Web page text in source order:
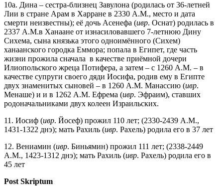
10а. Дина – сестра-близнец Завулона (родилась от 36-летней
Лии в стране Арам в Харране в 2330 A.M., место и дата
смерти неизвестны); её дочь Асенефа (ивр. Оснат) родилась в
2337 A.M.в Ханаане от изнасиловавшего 7-летнюю Дину
Сихема, сына князька этого одноимённого (Сихем)
ханаанского городка Еммора; попала в Египет, где часть
жизни прожила сначала в качестве приёмной дочери
Илиопольского жреца Потифера, а затем – с 1260 A.M. – в
качестве супруги своего дяди Иосифа, родив ему в Египте
двух знаменитых сыновей – в 1260 A.M. Манассию (ивр.
Менаше) и и в 1262 A.M. Ефрема (ивр. Эфраим), ставших
родоначальниками двух колеен Израильских.
11. Иосиф (ивр. Йосеф) прожил 110 лет; (2330-2439 A.M.,
1431-1322 днэ); мать Рахиль (ивр. Рахель) родила его в 37 лет
12. Вениамин (ивр. Биньямин) прожил 111 лет; (2338-2449
A.M., 1423-1312 днэ); мать Рахиль (ивр. Рахель) родила его в
45 лет
Post Skriptum